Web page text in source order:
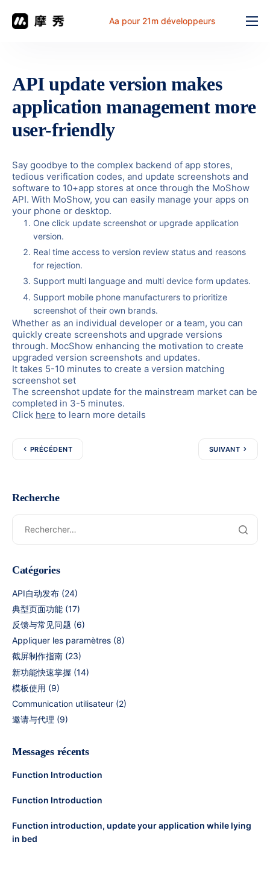
Aa pour 21m développeurs
document
解决方案
Problème commun
Table de travail
API update version makes
application management more
user-friendly
Say goodbye to the complex backend of app stores,
tedious verification codes, and update screenshots and
software to 10+app stores at once through the MoShow
API. With MoShow, you can easily manage your apps on
your phone or desktop.
One click update screenshot or upgrade application
version.
Real time access to version review status and reasons
for rejection.
Support multi language and multi device form updates.
Support mobile phone manufacturers to prioritize
screenshot of their own brands.
Whether as an individual developer or a team, you can
quickly create screenshots and upgrade versions
through. MocShow enhancing the motivation to create
upgraded version screenshots and updates.
It takes 5-10 minutes to create a version matching
screenshot set
The screenshot update for the mainstream market can be
completed in 3-5 minutes.
Click here to learn more details
PRÉCÉDENT SUIVANT
Recherche
Catégories
API自动发布 (24)
典型页面功能 (17)
反馈与常见问题 (6)
Appliquer les paramètres (8)
截屏制作指南 (23)
新功能快速掌握 (14)
模板使用 (9)
Communication utilisateur (2)
邀请与代理 (9)
Messages récents
Function Introduction
Function Introduction
Function introduction, update your application while lying
in bed